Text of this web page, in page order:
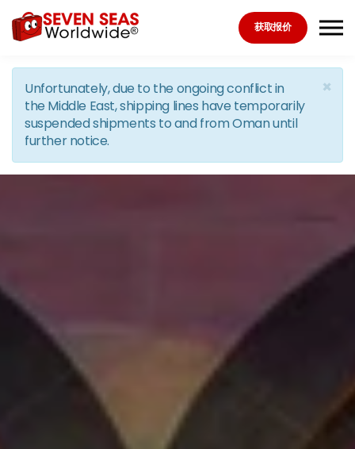
Skip to the content
获取报价
×
Unfortunately, due to the ongoing conflict in
the Middle East, shipping lines have temporarily
suspended shipments to and from Oman until
further notice.